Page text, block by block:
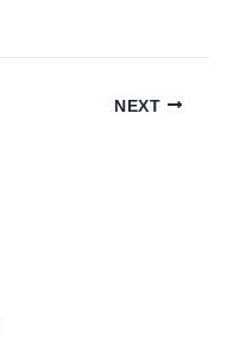
NEXT